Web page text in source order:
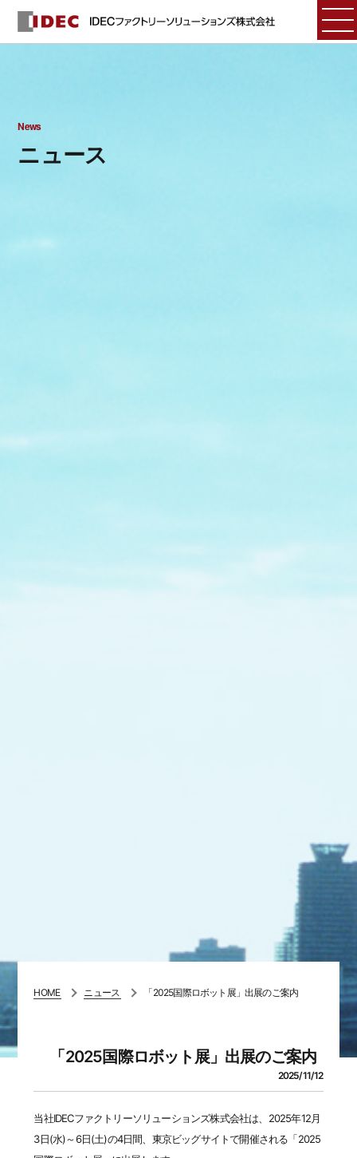
News
ニュース
HOME ニュース 「2025国際ロボット展」出展のご案内
「2025国際ロボット展」出展のご案内
2025/11/12
当社IDECファクトリーソリューションズ株式会社は、2025年12月
3日(水)～6日(土)の4日間、東京ビッグサイトで開催される「2025